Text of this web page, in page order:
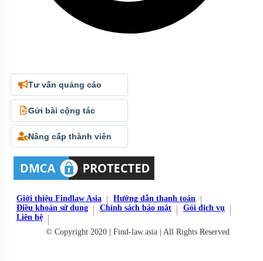
Tư vấn quảng cáo
Gửi bài cộng tác
Nâng cấp thành viên
Giới thiệu Findlaw Asia
Hướng dẫn thanh toán
Điều khoản sử dụng
Chính sách bảo mật
Gói dịch vụ
Liên hệ
© Copyright 2020 | Find-law.asia | All Rights Reserved